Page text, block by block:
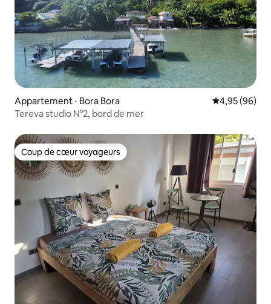
Appartement ⋅ Bora Bora Évaluation
4,95 (96)
Tereva studio N°2, bord de mer
Coup de cœur voyageurs
Coup de cœur voyageurs